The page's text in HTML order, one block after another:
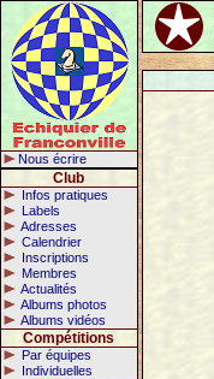
Nous écrire
Club
Infos pratiques
Labels
Adresses
Calendrier
Inscriptions
Membres
Actualités
Albums photos
Albums vidéos
Compétitions
Par équipes
Individuelles